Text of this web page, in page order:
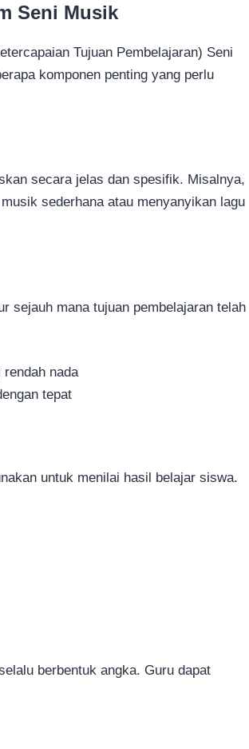
Seni Musik
Tujuan Pembelajaran) Seni
komponen penting yang perlu
secara jelas dan spesifik. Misalnya,
sederhana atau menyanyikan lagu
sejauh mana tujuan pembelajaran telah
nada
tepat
untuk menilai hasil belajar siswa.
berbentuk angka. Guru dapat